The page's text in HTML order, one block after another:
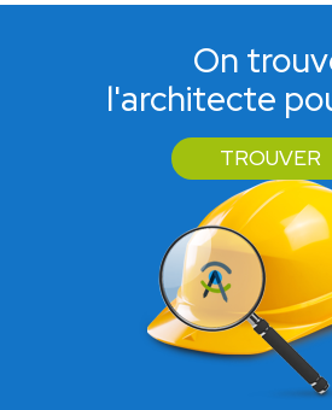
On
l'architecte
TROUVER